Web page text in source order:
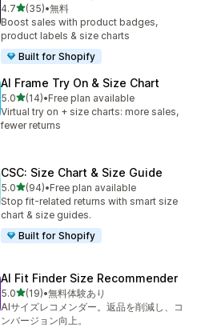
4.75つ星中
(35)
合計レビュー数：35件
•無料
Boost sales with product badges,
product labels & size charts
Built for Shopify
AI Frame Try On & Size Chart
5.05つ星中
(14)
合計レビュー数：14件
•Free plan available
Virtual try on + size charts: more sales,
fewer returns
CSC: Size Chart & Size Guide
5.05つ星中
(94)
合計レビュー数：94件
•Free plan available
Stop fit-related returns with smart size
chart & size guides.
Built for Shopify
AI Fit Finder Size Recommender
5.05つ星中
(19)
合計レビュー数：19件
•無料体験あり
AIサイズレコメンダー。返品を削減し、コ
ンバージョン向上。